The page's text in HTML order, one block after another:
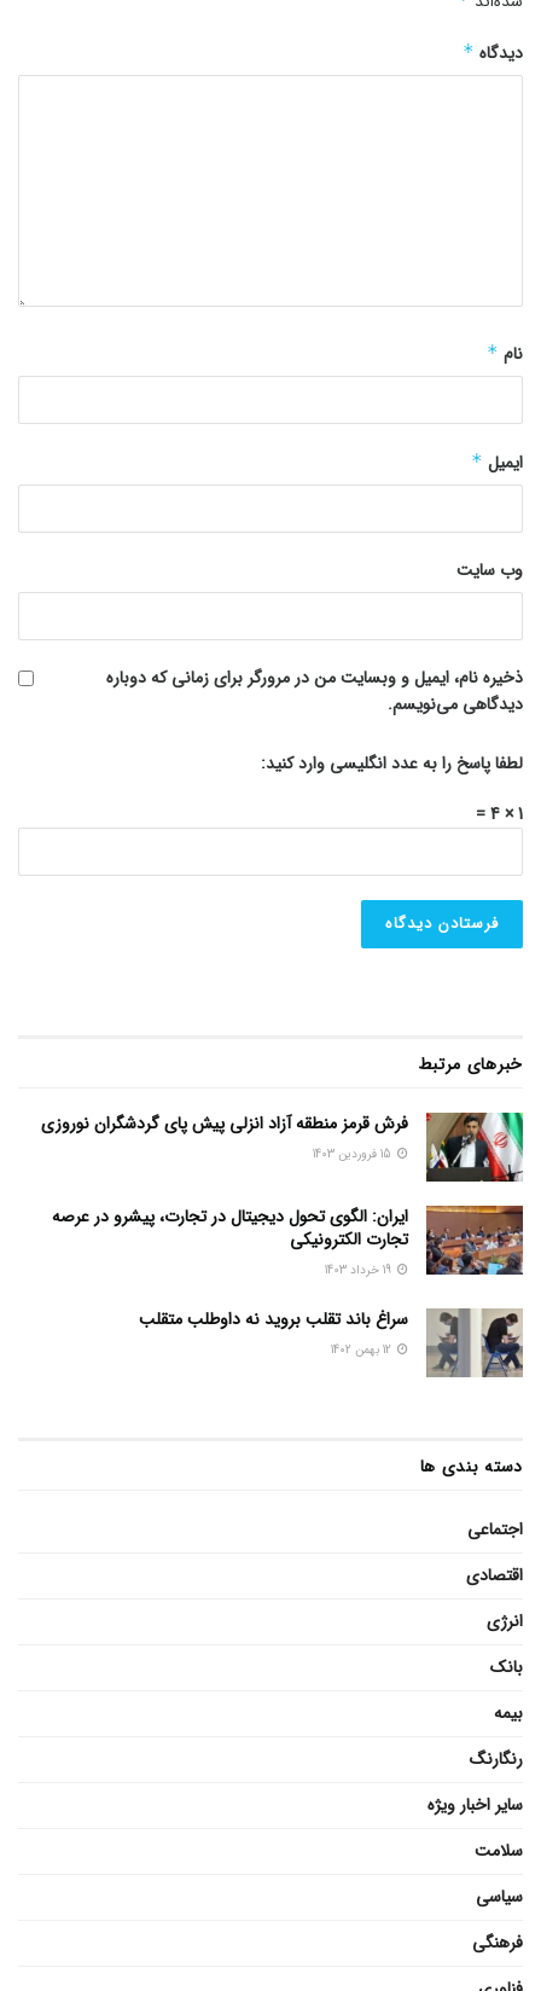
دیدگاه *
نام *
ایمیل *
وب‌ سایت
ذخیره نام، ایمیل و وبسایت من در مرورگر برای زمانی که دوباره
دیدگاهی می‌نویسم.
لطفا پاسخ را به عدد انگلیسی وارد کنید:
1 × 4 =
خبرهای مرتبط
فرش قرمز منطقه آزاد انزلی پیش پای گردشگران نوروزی
ایران: الگوی تحول دیجیتال در تجارت، پیشرو در عرصه
تجارت الکترونیکی
سراغ باند تقلب بروید نه داوطلب متقلب
دسته بندی ها
اجتماعی
اقتصادی
انرژی
بانک
بیمه
رنگارنگ
سایر اخبار ویژه
سلامت
سیاسی
فرهنگی